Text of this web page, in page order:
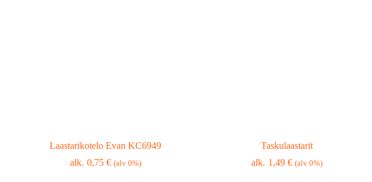
Laastarikotelo Evan KC6949
0,75 € (alv 0%)
Taskulaastarit
1,49 € (alv 0%)